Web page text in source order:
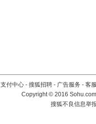
支付中心 - 搜狐招聘 - 广告服务 - 客
Copyright©2016
搜狐不良信息举